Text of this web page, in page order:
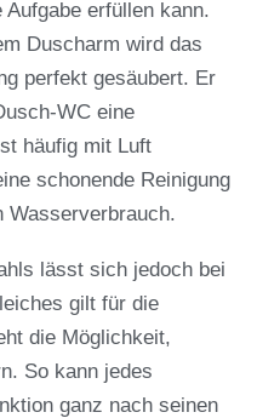
erfüllen kann.
Duscharm wird das
perfekt gesäubert. Er
WC eine
häufig mit Luft
schonende Reinigung
Wasserverbrauch.
lässt sich jedoch bei
gilt für die
die Möglichkeit,
So kann jedes
ganz nach seinen